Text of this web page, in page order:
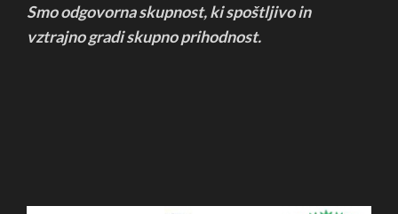
Smo odgovorna skupnost, ki spoštljivo in
vztrajnogradi skupno prihodnost.